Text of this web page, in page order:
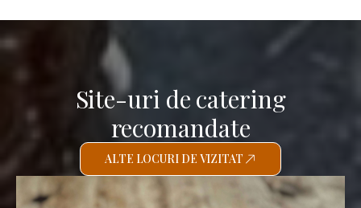
Site-uri de catering
recomandate
ALTE LOCURI DE VIZITAT